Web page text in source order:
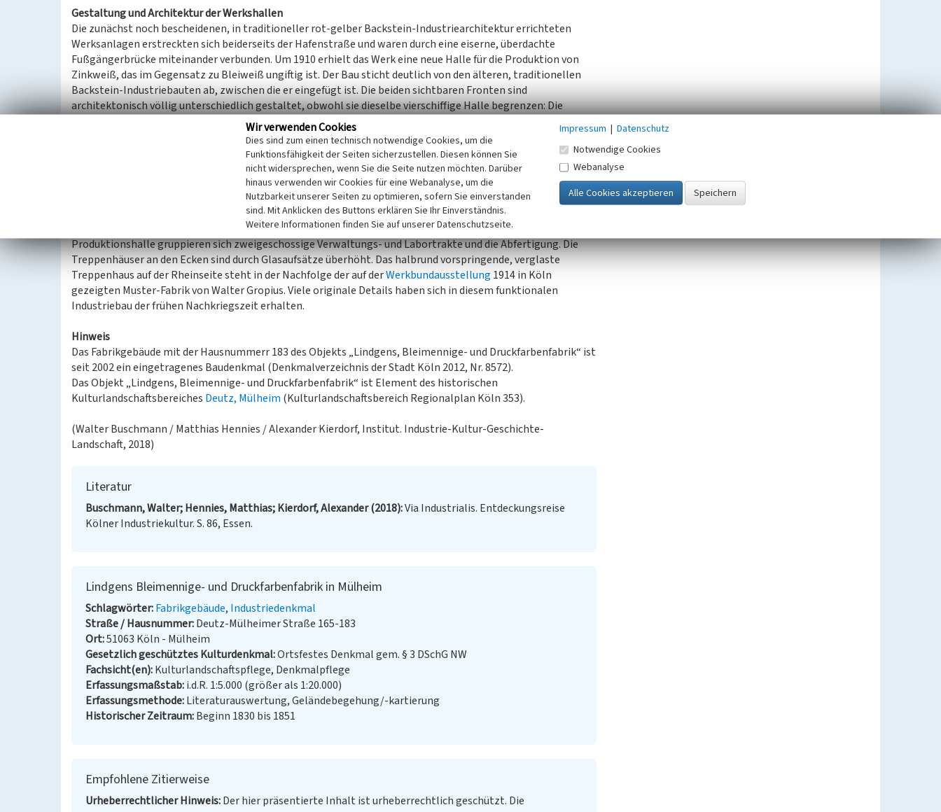
Gestaltung und Architektur der Werkshallen
Die zunächst noch bescheidenen, in traditioneller rot-gelber Backstein-Industriearchitektur errichteten
Werksanlagen erstreckten sich beiderseits der Hafenstraße und waren durch eine eiserne, überdachte
Fußgängerbrücke miteinander verbunden. Um 1910 erhielt das Werk eine neue Halle für die Produktion von
Zinkweiß, das im Gegensatz zu Bleiweiß ungiftig ist. Der Bau sticht deutlich von den älteren, traditionellen
Backstein-Industriebauten ab, zwischen die er eingefügt ist. Die beiden sichtbaren Fronten sind
architektonisch völlig unterschiedlich gestaltet, obwohl sie dieselbe vierschiffige Halle begrenzen: Die
Fassade zum Fabrikhof ist als Reihe von hohen Fensteröffnungen gestaltet, die durch mehrfache Abstufungen
im Ziegelmauerwerk plastisch gerahmt werden. Die so entstehende Reihung monumentaler Öffnungen lässt
die kleinteilige innere Aufteilung der Halle vergessen. An der Rückfront zur Hafenstraße dagegen markieren
vier Giebel die Schiffe der Halle. Diese Form der Wandgliederung taucht im Werk Karl Friedrich Schinkels auf
und wurde im Neoklassizismus auch in den Backstein-Industriebau übersetzt.
Der kompakte Industriebau der Druckfarbenfabrik wurde bald nach dem Zweiten Weltkrieg auf dem Gelände
einer Ziegelei für eine Tochterfirma der benachbarten Bleiweißfabrik Lindgens errichtet. Um die zentrale
Produktionshalle gruppieren sich zweigeschossige Verwaltungs- und Labortrakte und die Abfertigung. Die
Treppenhäuser an den Ecken sind durch Glasaufsätze überhöht. Das halbrund vorspringende, verglaste
Treppenhaus auf der Rheinseite steht in der Nachfolge der auf derWerkbundausstellung1914 in Köln
gezeigten Muster-Fabrik von Walter Gropius. Viele originale Details haben sich in diesem funktionalen
Industriebau der frühen Nachkriegszeit erhalten.
Hinweis
Das Fabrikgebäude mit der Hausnummerr 183 des Objekts „Lindgens, Bleimennige- und Druckfarbenfabrik“ ist
seit 2002 ein eingetragenes Baudenkmal (Denkmalverzeichnis der Stadt Köln 2012, Nr. 8572).
Das Objekt „Lindgens, Bleimennige- und Druckfarbenfabrik“ ist Element des historischen
Kulturlandschaftsbereiches Deutz, Mülheim (Kulturlandschaftsbereich Regionalplan Köln 353).
(Walter Buschmann / Matthias Hennies / Alexander Kierdorf, Institut. Industrie-Kultur-Geschichte-
Landschaft, 2018)
Literatur
Buschmann, Walter; Hennies, Matthias; Kierdorf, Alexander (2018) Via Industrialis. Entdeckungsreise
Kölner Industriekultur. S. 86, Essen.
Lindgens Bleimennige- und Druckfarbenfabrik in Mülheim
Schlagwörter Fabrikgebäude Industriedenkmal
Straße / Hausnummer Deutz-Mülheimer Straße 165-183
Ort 51063 Köln - Mülheim
Gesetzlich geschütztes Kulturdenkmal Ortsfestes Denkmal gem. § 3 DSchG NW
Fachsicht(en) Kulturlandschaftspflege, Denkmalpflege
Erfassungsmaßstab i.d.R. 1:5.000 (größer als 1:20.000)
Erfassungsmethode Literaturauswertung, Geländebegehung/-kartierung
Historischer Zeitraum Beginn 1830 bis 1851
Empfohlene Zitierweise
Urheberrechtlicher Hinweis Der hier präsentierte Inhalt ist urheberrechtlich geschützt. Die
Wir verwenden Cookies
Dies sind zum einen technisch notwendige Cookies, um die
Funktionsfähigkeit der Seiten sicherzustellen. Diesen können Sie
nicht widersprechen, wenn Sie die Seite nutzen möchten. Darüber
hinaus verwenden wir Cookies für eine Webanalyse, um die
Nutzbarkeit unserer Seiten zu optimieren, sofern Sie einverstanden
sind. Mit Anklicken des Buttons erklären Sie Ihr Einverständnis.
Weitere Informationen finden Sie auf unserer Datenschutzseite.
Impressum | Datenschutz
Notwendige Cookies
Webanalyse